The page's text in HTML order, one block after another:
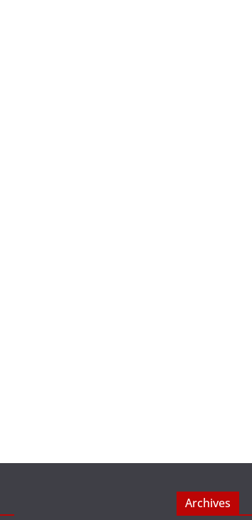
Archives